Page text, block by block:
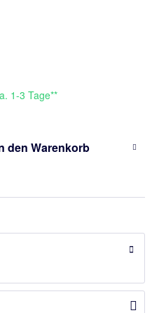
1-3 Tage**
den Warenkorb